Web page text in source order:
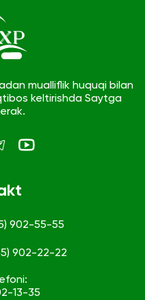
mualliflik huquqi bilan
keltirishda Saytga
902-55-55
902-22-22
13-35